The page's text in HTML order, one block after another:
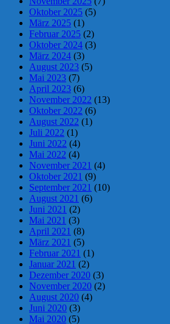
Oktober 2025 (5)
März 2025 (1)
Februar 2025 (2)
Oktober 2024 (3)
März 2024 (3)
August 2023 (5)
Mai 2023 (7)
April 2023 (6)
November 2022 (13)
Oktober 2022 (6)
August 2022 (1)
Juli 2022 (1)
Juni 2022 (4)
Mai 2022 (4)
November 2021 (4)
Oktober 2021 (9)
September 2021 (10)
August 2021 (6)
Juni 2021 (2)
Mai 2021 (3)
April 2021 (8)
März 2021 (5)
Februar 2021 (1)
Januar 2021 (2)
Dezember 2020 (3)
November 2020 (2)
August 2020 (4)
Juni 2020 (3)
Mai 2020 (5)